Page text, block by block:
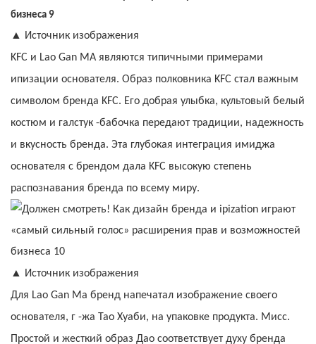
▲ Источник изображения
KFC и Lao Gan MA являются типичными примерами
ипизации основателя. Образ полковника KFC стал важным
символом бренда KFC. Его добрая улыбка, культовый белый
костюм и галстук -бабочка передают традиции, надежность
и вкусность бренда. Эта глубокая интеграция имиджа
основателя с брендом дала KFC высокую степень
распознавания бренда по всему миру.
▲ Источник изображения
Для Lao Gan Ma бренд напечатал изображение своего
основателя, г -жа Тао Хуаби, на упаковке продукта. Мисс.
Простой и жесткий образ Дао соответствует духу бренда